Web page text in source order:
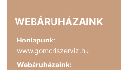
WEBÁRUHÁZAINK
Honlapunk:
www.gomoriszerviz.hu
Webáruházaink: